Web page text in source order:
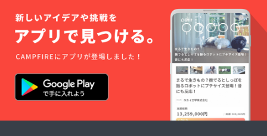
長期保
存が可
能です
が、 一
度カッ
トして
しまう
と傷み
が早く
で早め
に使い
切る必